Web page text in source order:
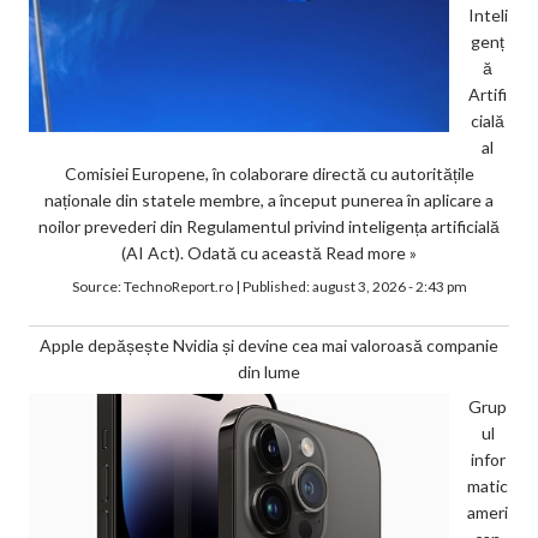
Inteli
genț
ă
Artifi
cială
al
Comisiei Europene, în colaborare directă cu autoritățile
naționale din statele membre, a început punerea în aplicare a
noilor prevederi din Regulamentul privind inteligența artificială
(AI Act). Odată cu această Read more »
Source:TechnoReport.ro| Published:august 3, 2026 - 2:43 pm
Apple depășește Nvidia și devine cea mai valoroasă companie
din lume
Grup
ul
infor
matic
ameri